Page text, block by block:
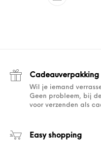
Cadeauverpakking
Wil je iemand
Geen probleem, bij
voor verzenden als
Easy shopping